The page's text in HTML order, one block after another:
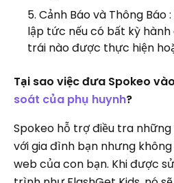
Cảnh Báo và Thông Báo
lập tức nếu có bất kỳ
trái nào được thực hiện
Tại sao việc đưa Spokeo
soát của phụ huynh?
Spokeo hỗ trợ điều tra
với gia đình bạn nhưng
web của con bạn. Khi được